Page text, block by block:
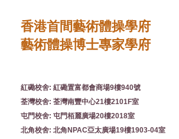
香港首間藝術體操學府
藝術體操博士專家學府
紅磡校舍: 紅磡置富都會商場9樓940號
荃灣校舍: 荃灣南豐中心21樓2101F室
屯門校舍: 屯門栢麗廣場20樓2018室
北角校舍: 北角NPAC亞太廣場19樓1903-04室